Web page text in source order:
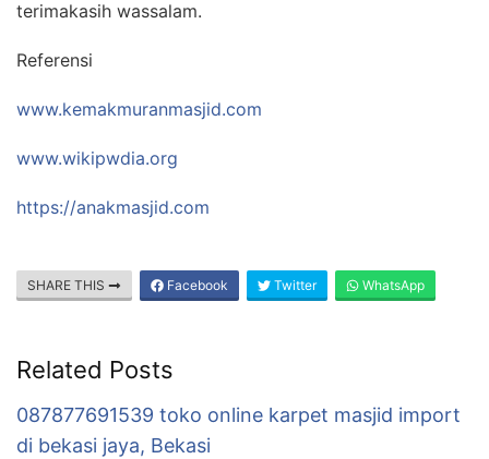
terimakasih wassalam.
Referensi
www.kemakmuranmasjid.com
www.wikipwdia.org
https://anakmasjid.com
SHARE THIS Facebook Twitter WhatsApp
Related Posts
087877691539 toko online karpet masjid import
di bekasi jaya, Bekasi